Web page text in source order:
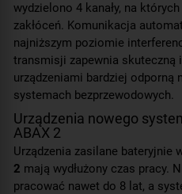
wydzielono 4 kanały, na
zakłóceń. Komunikacja
najniższym poziomie
transmisji zapewnia skuteczną
urządzeniami bardziej odporną
systemach bezprzewodowych.
Urządzenia nowego
ABAX 2
Urządzenia zasilane bateryjnie
2 mają wydłużony czas pracy.
pracować nawet do 8 lat, a